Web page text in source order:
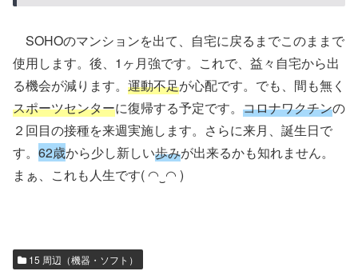
SOHOのマンションを出て、自宅に戻るまでこのままで
使用します。後、1ヶ月強です。これで、益々自宅から出
る機会が減ります。 運動不足が心配です。でも、間も無く
スポーツセンターに復帰する予定です。 コロナワクチンの
２回目の接種を来週実施します。さらに来月、誕生日で
す。 62歳から少し新しい歩みが出来るかも知れません。
まぁ、これも人生です( ◠‿◠ )
15 周辺（機器・ソフト）